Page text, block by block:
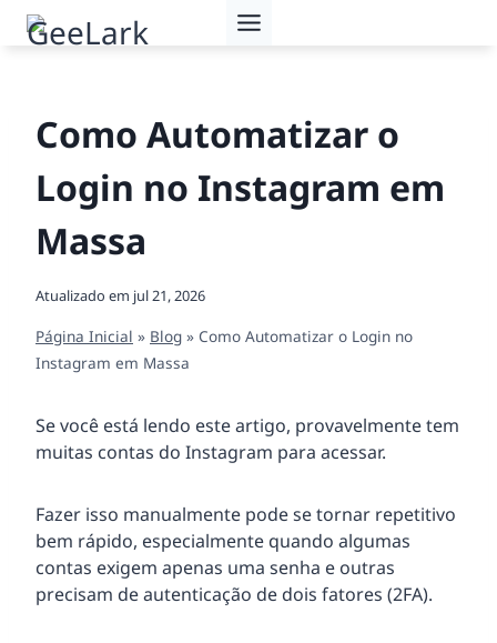
Pular
para
Como Automatizar o
Login no Instagram em
Massa
Atualizado em jul 21, 2026
Página Inicial » Blog » Como Automatizar o Login no
Instagram em Massa
Se você está lendo este artigo, provavelmente tem
muitas contas do Instagram para acessar.
Fazer isso manualmente pode se tornar repetitivo
bem rápido, especialmente quando algumas
contas exigem apenas uma senha e outras
precisam de autenticação de dois fatores (2FA).